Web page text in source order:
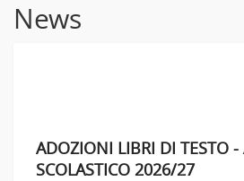
News
ADOZIONI LIBRI DI TESTO
SCOLASTICO 2026/27